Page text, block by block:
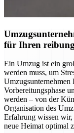
für Ihren
Ein Umzug ist ein
werden muss, um
Umzugsunternehmen
Vorbereitungsphase
werden – von der
Organisation des
Erfahrung wissen
neue Heimat optimal